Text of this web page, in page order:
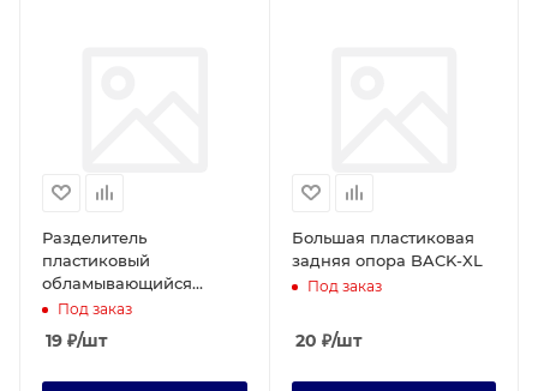
Разделитель
пластиковый
обламывающийся
высотой 60мм DIV60-B,
длина 285-485 мм без
переднего огран.
Под заказ
19 ₽/шт
Большая пластиковая
задняя опора BACK-XL
Под заказ
20 ₽/шт